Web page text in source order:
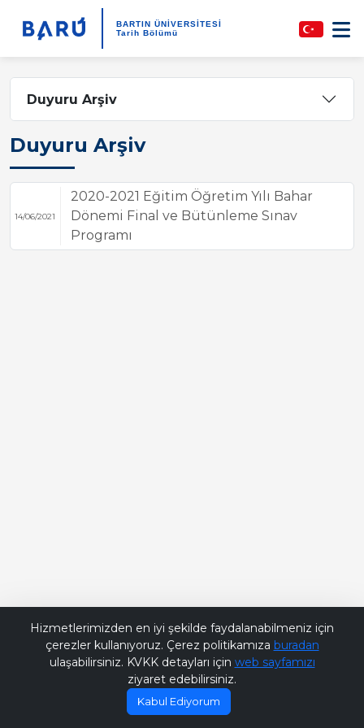
BARTIN ÜNİVERSİTESİ
Tarih Bölümü
Duyuru Arşiv
Duyuru Arşiv
14/06/2021
2020-2021 Eğitim Öğretim Yılı Bahar
Dönemi Final ve Bütünleme Sınav
Programı
Hizmetlerimizden en iyi şekilde faydalanabilmeniz için
çerezler kullanıyoruz. Çerez politikamıza buradan
ulaşabilirsiniz. KVKK detayları için web sayfamızı
ziyaret edebilirsiniz.
Kabul Ediyorum
Bana Soru Sor | Ask Me